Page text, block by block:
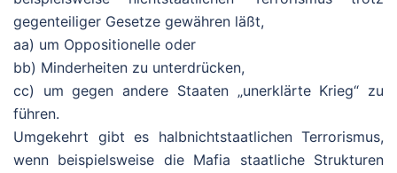
gegenteiliger Gesetze gewähren läßt,
aa) um Oppositionelle oder
bb) Minderheiten zu unterdrücken,
cc) um gegen andere Staaten „unerklärte Krieg“ zu
führen.
Umgekehrt gibt es halbnichtstaatlichen Terrorismus,
wenn beispielsweise die Mafia staatliche Strukturen